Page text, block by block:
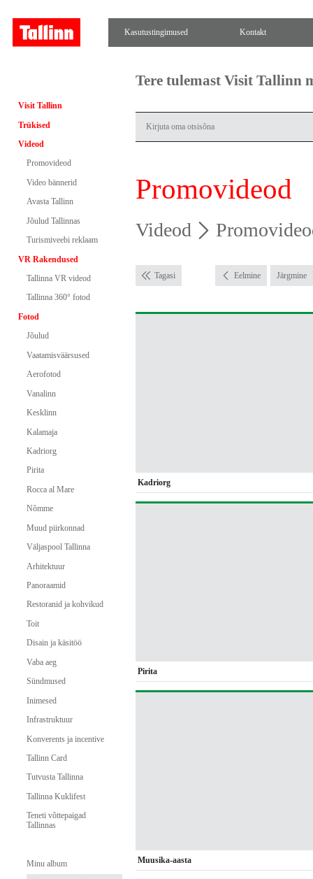
Kasutustingimused Kontakt
Visit Tallinn
Trükised
Videod
Promovideod
Video bännerid
Avasta Tallinn
Jõulud Tallinnas
Turismiveebi reklaam
VR Rakendused
Tallinna VR videod
Tallinna 360° fotod
Fotod
Jõulud
Vaatamisväärsused
Aerofotod
Vanalinn
Kesklinn
Kalamaja
Kadriorg
Pirita
Rocca al Mare
Nõmme
Muud piirkonnad
Väljaspool Tallinna
Arhitektuur
Panoraamid
Restoranid ja kohvikud
Toit
Disain ja käsitöö
Vaba aeg
Sündmused
Inimesed
Infrastruktuur
Konverents ja incentive
Tallinn Card
Tutvusta Tallinna
Tallinna Kuklifest
Teneti võttepaigad
Tallinnas
Minu album
Tere tulemast Visit Tallinn
Promovideod
Videod
Tagasi Eelmine Järgmine
Kadriorg
Pirita
Muusika-aasta